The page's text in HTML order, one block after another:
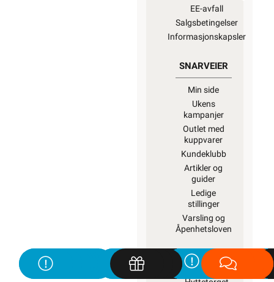
EE-avfall
Salgsbetingelser
Informasjonskapsler
SNARVEIER
Min side
Ukens
kampanjer
Outlet med
kuppvarer
Kundeklubb
Artikler og
guider
Ledige
stillinger
Varsling og
Åpenhetsloven
ROM / TEMA